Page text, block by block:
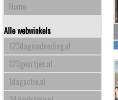
Home
Alle webwinkels
123dagaanbieding.nl
123geurtjes.nl
1dagactie.nl